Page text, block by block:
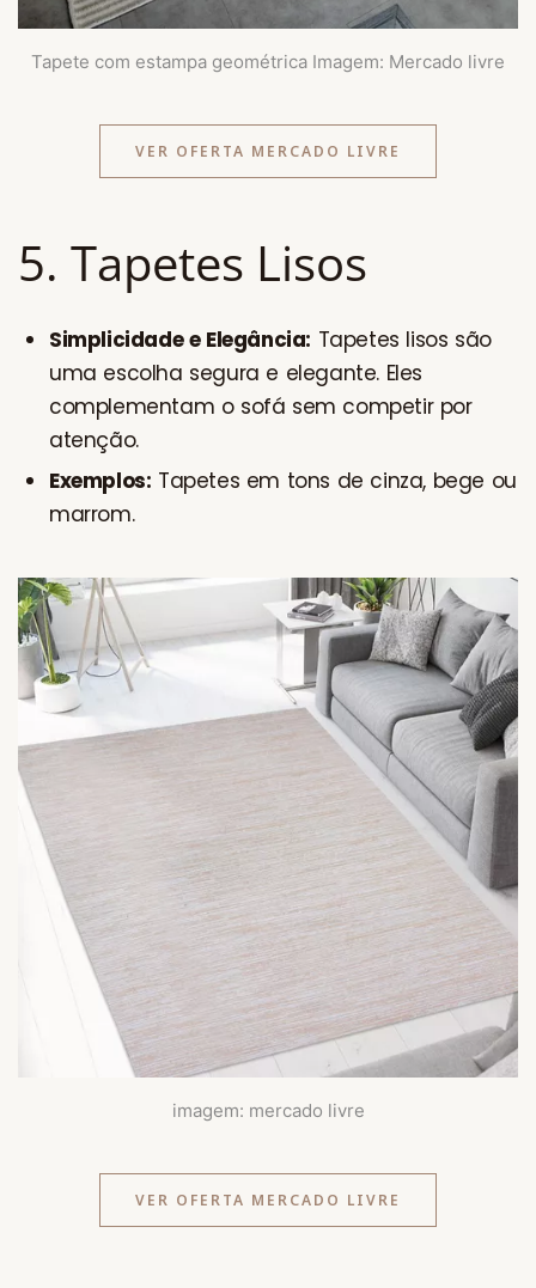
Tapete com estampa geométrica Imagem: Mercado livre
VER OFERTA MERCADO LIVRE
5. Tapetes Lisos
Simplicidade e Elegância: Tapetes lisos são
uma escolha segura e elegante. Eles
complementam o sofá sem competir por
atenção.
Exemplos: Tapetes em tons de cinza, bege ou
marrom.
imagem: mercado livre
VER OFERTA MERCADO LIVRE